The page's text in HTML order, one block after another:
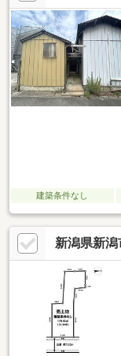
建築条件なし
新潟県新